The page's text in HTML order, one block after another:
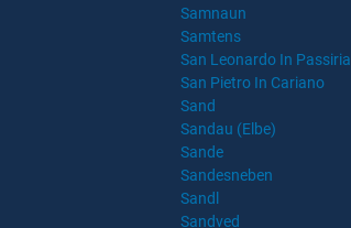
Samnaun
Samtens
San Leonardo In Passiria
San Pietro In Cariano
Sand
Sandau (Elbe)
Sande
Sandesneben
Sandl
Sandved